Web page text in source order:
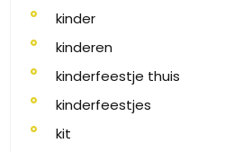
kinder
kinderen
kinderfeestje thuis
kinderfeestjes
kit